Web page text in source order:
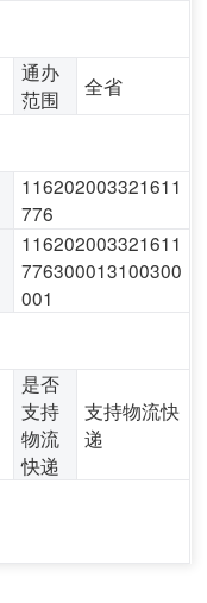
通办
范围
全省
116202003321611
776
116202003321611
776300013100300
001
是否
支持
物流
快递
支持物流快
递